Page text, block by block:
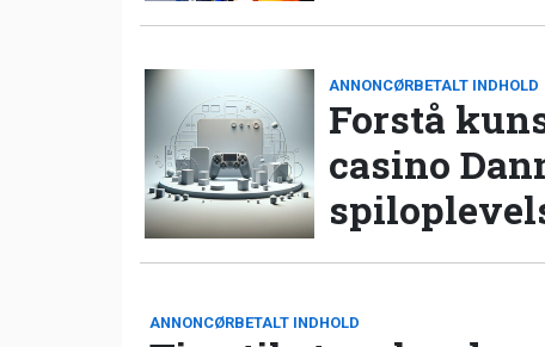
ANNONCØRBETALT INDHOLD
Forstå
casino
ANNONCØRBETALT INDHOLD